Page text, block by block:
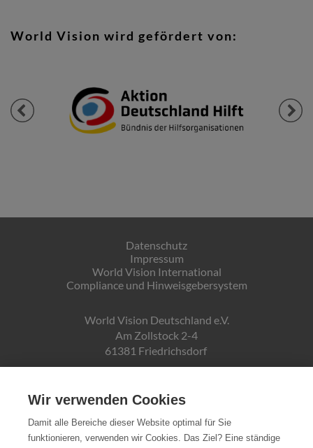
World Vision wird gefördert von:
Previous Next
Datenschutz
Impressum
World Vision International
Compliance und Hinweisgebersystem
World Vision Deutschland e.V.
Am Zollstock 2-4
61381 Friedrichsdorf
DE19ZZZ00000150171
Spendenkonto:
Wir verwenden Cookies
Damit alle Bereiche dieser Website optimal für Sie
funktionieren, verwenden wir Cookies. Das Ziel? Eine ständige